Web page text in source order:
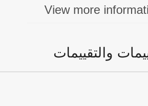
View more
والتقييمات